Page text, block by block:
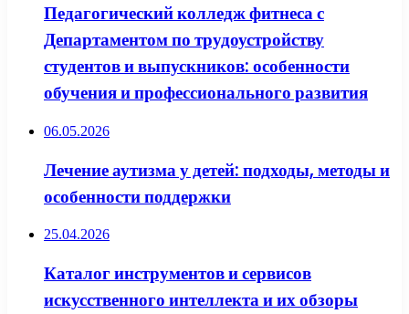
Педагогический колледж фитнеса с
Департаментом по трудоустройству
студентов и выпускников: особенности
обучения и профессионального развития
06.05.2026
Лечение аутизма у детей: подходы, методы и
особенности поддержки
25.04.2026
Каталог инструментов и сервисов
искусственного интеллекта и их обзоры